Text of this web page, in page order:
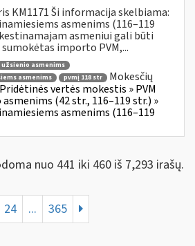
KM1171 Ši informacija skelbiama:
asmenims (116–119
asmeniui gali būti
importo PVM,...
užsienio asmenims
asmenims
pvmį 118 str
Mokesčių
Pridėtinės vertės mokestis » PVM
(42 str., 116–119 str.) »
asmenims (116–119
nuo 441 iki 460 iš 7,293 irašų.
24 ... 365